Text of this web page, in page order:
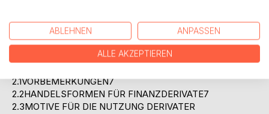
Inhaltsverzeichnis:Inhaltsverzeichnis:
2.1VORBEMERKUNGEN7
2.2HANDELSFORMEN FÜR FINANZDERIVATE7
2.3MOTIVE FÜR DIE NUTZUNG DERIVATER
ABLEHNEN ANPASSEN
ALLE AKZEPTIEREN